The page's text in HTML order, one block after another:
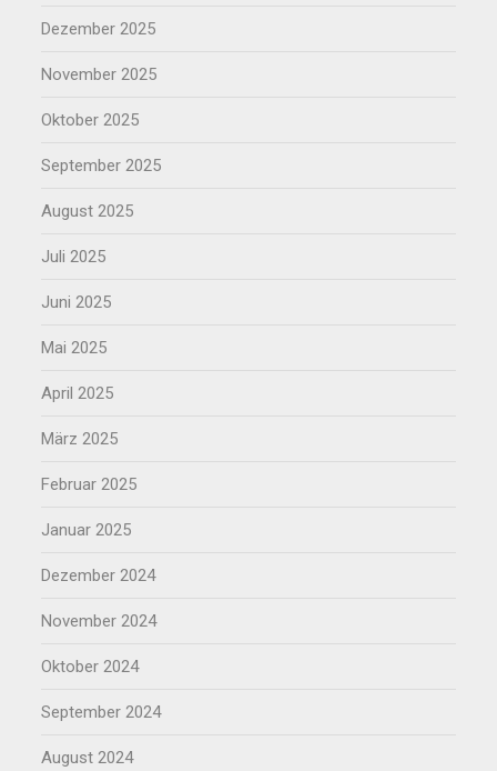
Dezember 2025
November 2025
Oktober 2025
September 2025
August 2025
Juli 2025
Juni 2025
Mai 2025
April 2025
März 2025
Februar 2025
Januar 2025
Dezember 2024
November 2024
Oktober 2024
September 2024
August 2024